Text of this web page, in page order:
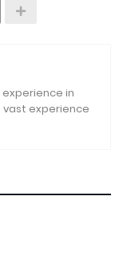
experience in
experience